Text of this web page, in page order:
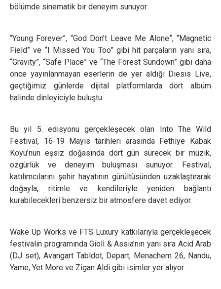
bölümde sinematik bir deneyim sunuyor.
“Young Forever”, “God Don’t Leave Me Alone”, “Magnetic
Field” ve “I Missed You Too” gibi hit parçaların yanı sıra,
“Gravity”, “Safe Place” ve “The Forest Sundown” gibi daha
önce yayınlanmayan eserlerin de yer aldığı Diesis Live,
geçtiğimiz günlerde dijital platformlarda dört albüm
halinde dinleyiciyle buluştu.
Bu yıl 5. edisyonu gerçekleşecek olan Into The Wild
Festival, 16-19 Mayıs tarihleri arasında Fethiye Kabak
Koyu’nun eşsiz doğasında dört gün sürecek bir müzik,
özgürlük ve deneyim buluşması sunuyor. Festival,
katılımcılarını şehir hayatının gürültüsünden uzaklaştırarak
doğayla, ritimle ve kendileriyle yeniden bağlantı
kurabilecekleri benzersiz bir atmosfere davet ediyor.
Wake Up Works ve FTS Luxury katkılarıyla gerçekleşecek
festivalin programında Giolì & Assia’nın yanı sıra Acid Arab
(DJ set), Avangart Tabldot, Depart, Menachem 26, Nandu,
Yame, Yet More ve Zigan Aldi gibi isimler yer alıyor.